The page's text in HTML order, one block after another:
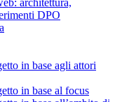
architettura,
DPO
in base agli attori
in base al focus